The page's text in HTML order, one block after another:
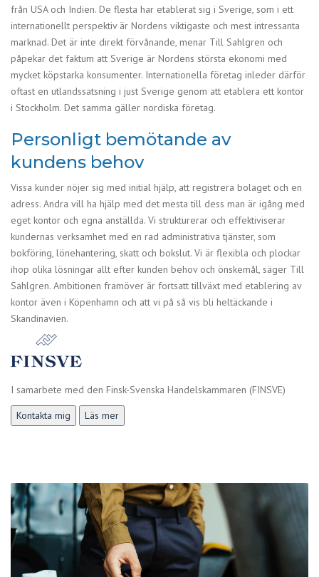
från USA och Indien. De flesta har etablerat sig i Sverige, som i ett
internationellt perspektiv är Nordens viktigaste och mest intressanta
marknad. Det är inte direkt förvånande, menar Till Sahlgren och
påpekar det faktum att Sverige är Nordens största ekonomi med
mycket köpstarka konsumenter. Internationella företag inleder därför
oftast en utlandssatsning i just Sverige genom att etablera ett kontor
i Stockholm. Det samma gäller nordiska företag.
Personligt bemötande av
kundens behov
Vissa kunder nöjer sig med initial hjälp, att registrera bolaget och en
adress. Andra vill ha hjälp med det mesta till dess man är igång med
eget kontor och egna anställda. Vi strukturerar och effektiviserar
kundernas verksamhet med en rad administrativa tjänster, som
bokföring, lönehantering, skatt och bokslut. Vi är flexibla och plockar
ihop olika lösningar allt efter kunden behov och önskemål, säger Till
Sahlgren. Ambitionen framöver är fortsatt tillväxt med etablering av
kontor även i Köpenhamn och att vi på så vis bli heltäckande i
Skandinavien.
I samarbete med den Finsk-Svenska Handelskammaren (FINSVE)
Kontakta mig
Läs mer